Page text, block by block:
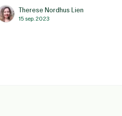
Therese Nordhus Lien
15 sep. 2023